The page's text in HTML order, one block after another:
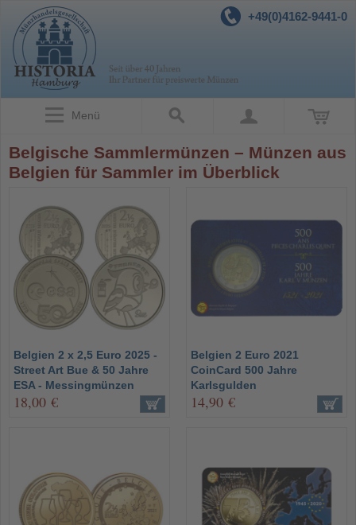
+49(0)4162-9441-0
Menü
Belgische Sammlermünzen – Münzen aus
Belgien für Sammler im Überblick
Belgien 2 x 2,5 Euro 2025 -
Street Art Bue & 50 Jahre
ESA - Messingmünzen
18,00 €
Belgien 2 Euro 2021
CoinCard 500 Jahre
Karlsgulden
14,90 €